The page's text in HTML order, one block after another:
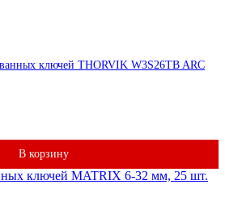
ключей THORVIK W3S26TB ARC
В корзину